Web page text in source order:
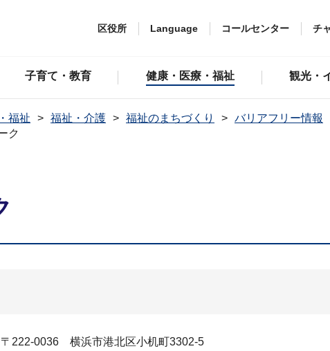
区役所 Language コールセンター チ
子育て・教育 健康・医療・福祉 観光・
福祉 福祉・介護 福祉のまちづくり バリアフリー情報
ク
222-0036 横浜市港北区小机町3302-5